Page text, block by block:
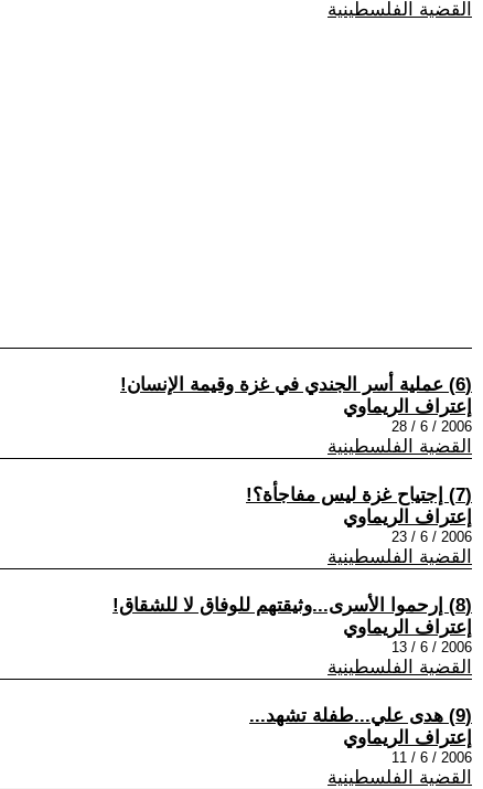
القضية الفلسطينية
(6) عملية أسر الجندي في غزة وقيمة الإنسان!
إعتراف الريماوي
2006 / 6 / 28
القضية الفلسطينية
(7) إجتياح غزة ليس مفاجأة؟!
إعتراف الريماوي
2006 / 6 / 23
القضية الفلسطينية
(8) إرحموا الأسرى...وثيقتهم للوفاق لا للشقاق!
إعتراف الريماوي
2006 / 6 / 13
القضية الفلسطينية
(9) هدى علي...طفلة تشهد...
إعتراف الريماوي
2006 / 6 / 11
القضية الفلسطينية